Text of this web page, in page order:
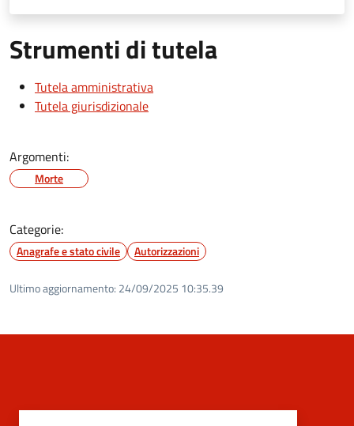
Strumenti di tutela
Tutela amministrativa
Tutela giurisdizionale
Argomenti:
Morte
Categorie:
Anagrafe e stato civile Autorizzazioni
Ultimo aggiornamento: 24/09/2025 10:35.39